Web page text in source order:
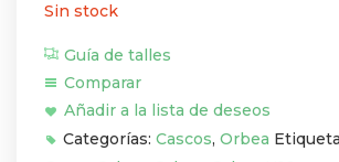
Sin stock
Guía de talles
Comparar
Añadir a la lista de deseos
Categorías: Cascos, Orbea